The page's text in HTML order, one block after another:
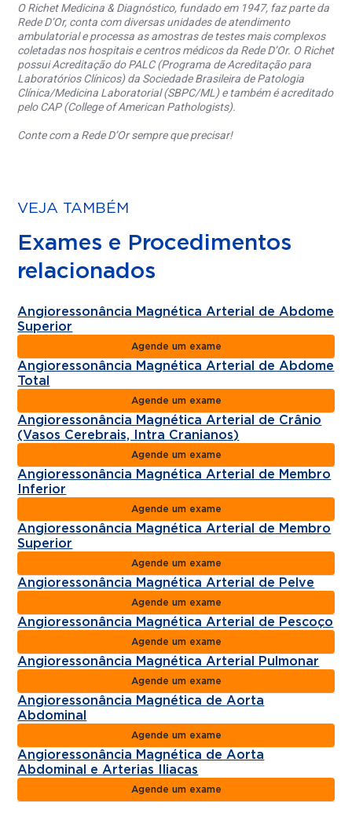
O Richet Medicina & Diagnóstico, fundado em 1947, faz parte da
Rede D’Or, conta com diversas unidades de atendimento
ambulatorial e processa as amostras de testes mais complexos
coletadas nos hospitais e centros médicos da Rede D’Or. O Richet
possui Acreditação do PALC (Programa de Acreditação para
Laboratórios Clínicos) da Sociedade Brasileira de Patologia
Clínica/Medicina Laboratorial (SBPC/ML) e também é acreditado
pelo CAP (College of American Pathologists).
Conte com a Rede D’Or sempre que precisar!
VEJA TAMBÉM
Exames e Procedimentos
relacionados
Angioressonância Magnética Arterial de Abdome
Superior
Agende um exame
Angioressonância Magnética Arterial de Abdome
Total
Agende um exame
Angioressonância Magnética Arterial de Crânio
(Vasos Cerebrais, Intra Cranianos)
Agende um exame
Angioressonância Magnética Arterial de Membro
Inferior
Agende um exame
Angioressonância Magnética Arterial de Membro
Superior
Agende um exame
Angioressonância Magnética Arterial de Pelve
Agende um exame
Angioressonância Magnética Arterial de Pescoço
Agende um exame
Angioressonância Magnética Arterial Pulmonar
Agende um exame
Angioressonância Magnética de Aorta
Abdominal
Agende um exame
Angioressonância Magnética de Aorta
Abdominal e Arterias Iliacas
Agende um exame